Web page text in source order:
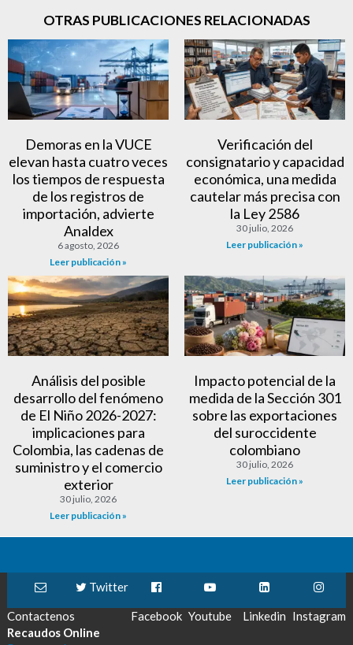
OTRAS PUBLICACIONES RELACIONADAS
Demoras en la VUCE
elevan hasta cuatro veces
los tiempos de respuesta
de los registros de
importación, advierte
Analdex
6 agosto, 2026
Leer publicación »
Verificación del
consignatario y capacidad
económica, una medida
cautelar más precisa con
la Ley 2586
30 julio, 2026
Leer publicación »
Análisis del posible
desarrollo del fenómeno
de El Niño 2026-2027:
implicaciones para
Colombia, las cadenas de
suministro y el comercio
exterior
30 julio, 2026
Leer publicación »
Impacto potencial de la
medida de la Sección 301
sobre las exportaciones
del suroccidente
colombiano
30 julio, 2026
Leer publicación »
Contactenos
Twitter
Facebook Youtube Linkedin Instagram
Recaudos Online